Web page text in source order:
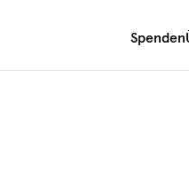
Spenden